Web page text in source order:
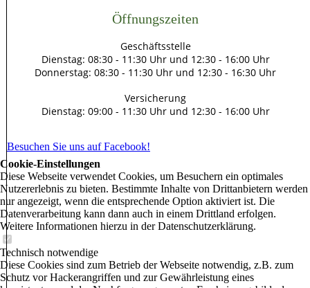
Öffnungszeiten
Geschäftsstelle
Dienstag: 08:30 - 11:30 Uhr und 12:30 - 16:00 Uhr
Donnerstag: 08:30 - 11:30 Uhr und 12:30 - 16:30 Uhr
Versicherung
Dienstag: 09:00 - 11:30 Uhr und 12:30 - 16:00 Uhr
Besuchen Sie uns auf Facebook!
Cookie-Einstellungen
Diese Webseite verwendet Cookies, um Besuchern ein optimales
Nutzererlebnis zu bieten. Bestimmte Inhalte von Drittanbietern werden
nur angezeigt, wenn die entsprechende Option aktiviert ist. Die
Datenverarbeitung kann dann auch in einem Drittland erfolgen.
Weitere Informationen hierzu in der Datenschutzerklärung.
Technisch notwendige
Diese Cookies sind zum Betrieb der Webseite notwendig, z.B. zum
Schutz vor Hackerangriffen und zur Gewährleistung eines